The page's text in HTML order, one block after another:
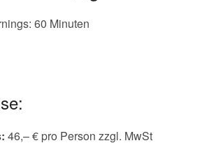
60 Minuten
46,– € pro Person zzgl. MwSt